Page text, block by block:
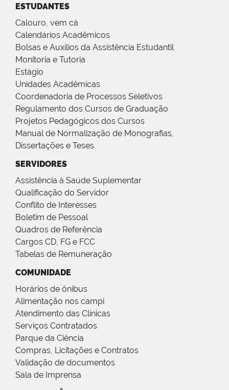
ESTUDANTES
Calouro, vem cá
Calendários Acadêmicos
Bolsas e Auxílios da Assistência Estudantil
Monitoria e Tutoria
Estágio
Unidades Acadêmicas
Coordenadoria de Processos Seletivos
Regulamento dos Cursos de Graduação
Projetos Pedagógicos dos Cursos
Manual de Normalização de Monografias,
Dissertações e Teses
SERVIDORES
Assistência à Saúde Suplementar
Qualificação do Servidor
Conflito de Interesses
Boletim de Pessoal
Quadros de Referência
Cargos CD, FG e FCC
Tabelas de Remuneração
COMUNIDADE
Horários de ônibus
Alimentação nos campi
Atendimento das Clínicas
Serviços Contratados
Parque da Ciência
Compras, Licitações e Contratos
Validação de documentos
Sala de Imprensa